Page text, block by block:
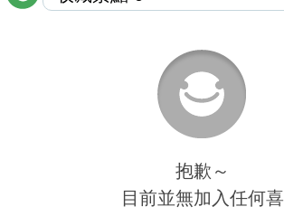
聯絡我們
抱歉～
目前並無加入任何喜